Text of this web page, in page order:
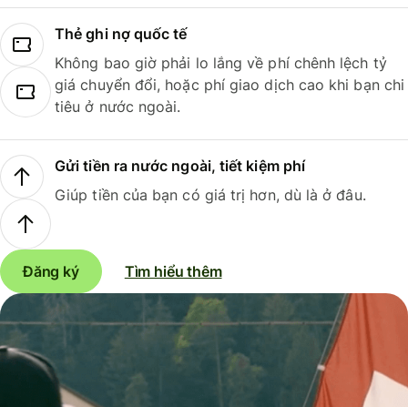
Thẻ ghi nợ quốc tế
Không bao giờ phải lo lắng về phí chênh lệch tỷ
giá chuyển đổi, hoặc phí giao dịch cao khi bạn chi
tiêu ở nước ngoài.
Gửi tiền ra nước ngoài, tiết kiệm phí
Giúp tiền của bạn có giá trị hơn, dù là ở đâu.
Đăng ký Tìm hiểu thêm